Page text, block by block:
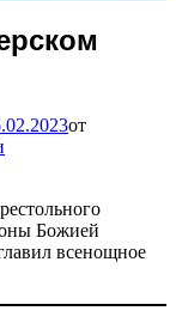
от
Божией
всенощное